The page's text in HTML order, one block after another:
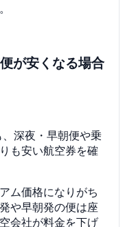
が安くなる場合
深夜・早朝便や乗
も安い航空券を確
ム価格になりがち
や早朝発の便は座
会社が料金を下げ